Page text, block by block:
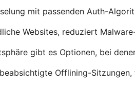
mit passenden Auth-
Websites, reduziert
gibt es Optionen, bei
Offlining-Sitzungen,